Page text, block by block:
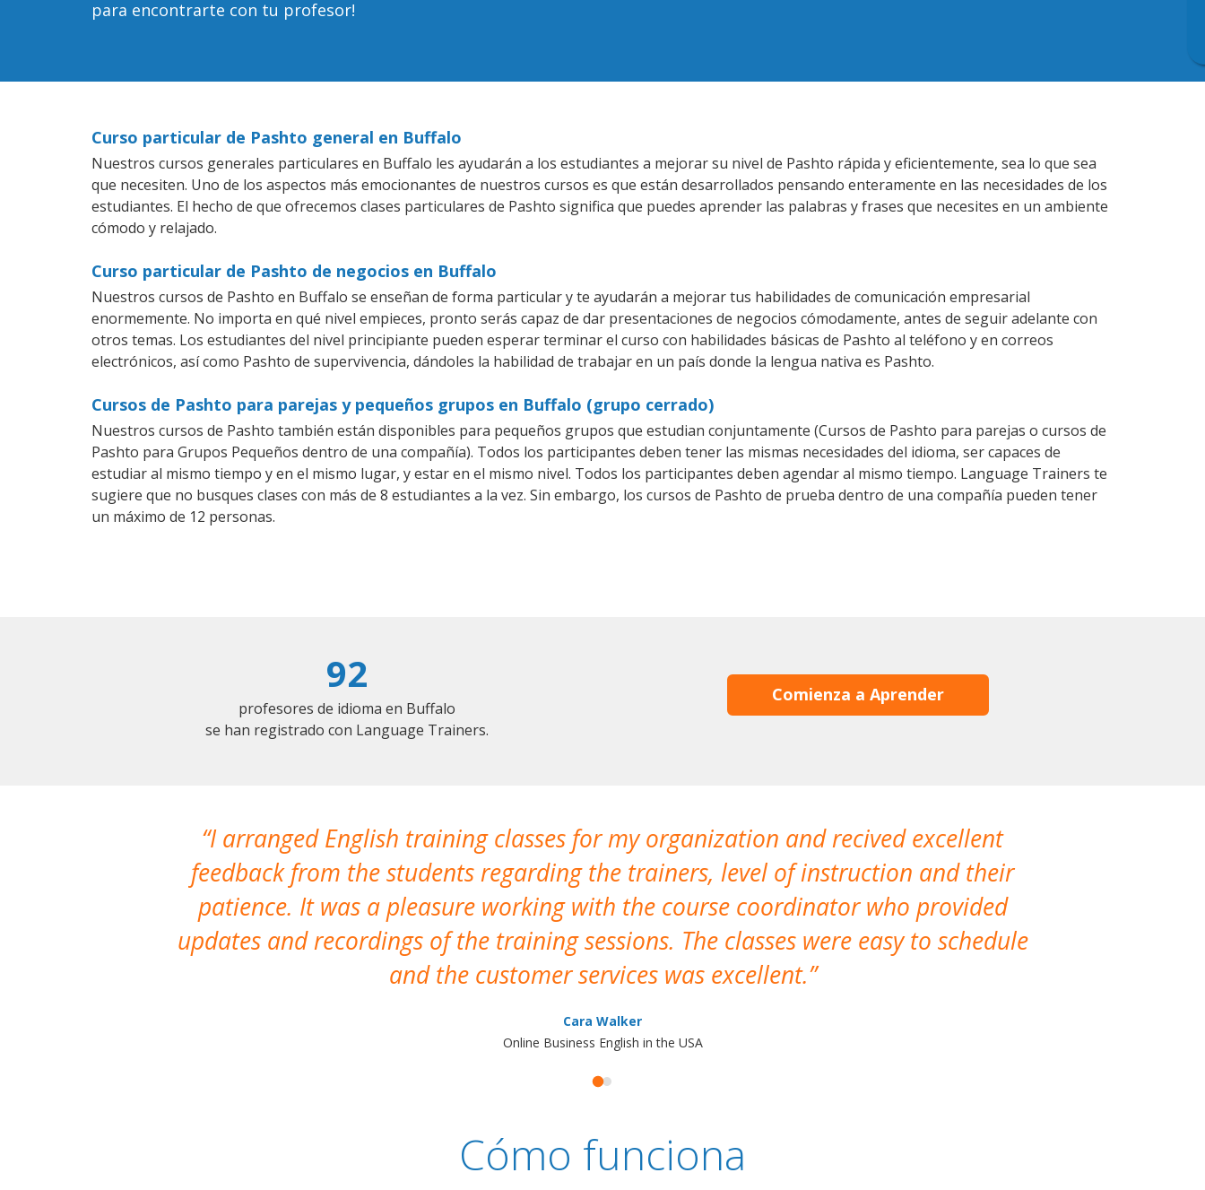
para encontrarte con tu profesor!
Curso particular de Pashto general en Buffalo
Nuestros cursos generales particulares en Buffalo les ayudarán a los estudiantes a mejorar su nivel de Pashto rápida y eficientemente, sea lo que sea
que necesiten. Uno de los aspectos más emocionantes de nuestros cursos es que están desarrollados pensando enteramente en las necesidades de los
estudiantes. El hecho de que ofrecemos clases particulares de Pashto significa que puedes aprender las palabras y frases que necesites en un ambiente
cómodo y relajado.
Curso particular de Pashto de negocios en Buffalo
Nuestros cursos de Pashto en Buffalo se enseñan de forma particular y te ayudarán a mejorar tus habilidades de comunicación empresarial
enormemente. No importa en qué nivel empieces, pronto serás capaz de dar presentaciones de negocios cómodamente, antes de seguir adelante con
otros temas. Los estudiantes del nivel principiante pueden esperar terminar el curso con habilidades básicas de Pashto al teléfono y en correos
electrónicos, así como Pashto de supervivencia, dándoles la habilidad de trabajar en un país donde la lengua nativa es Pashto.
Cursos de Pashto para parejas y pequeños grupos en Buffalo (grupo cerrado)
Nuestros cursos de Pashto también están disponibles para pequeños grupos que estudian conjuntamente (Cursos de Pashto para parejas o cursos de
Pashto para Grupos Pequeños dentro de una compañía). Todos los participantes deben tener las mismas necesidades del idioma, ser capaces de
estudiar al mismo tiempo y en el mismo lugar, y estar en el mismo nivel. Todos los participantes deben agendar al mismo tiempo. Language Trainers te
sugiere que no busques clases con más de 8 estudiantes a la vez. Sin embargo, los cursos de Pashto de prueba dentro de una compañía pueden tener
un máximo de 12 personas.
92
profesores de idioma en Buffalo
se han registrado con Language Trainers.
Comienza a Aprender
I arranged English training classes for my organization and recived excellent
feedback from the students regarding the trainers, level of instruction and their
patience. It was a pleasure working with the course coordinator who provided
updates and recordings of the training sessions. The classes were easy to schedule
and the customer services was excellent.
Cara Walker
Online Business English in the USA
Cómo funciona